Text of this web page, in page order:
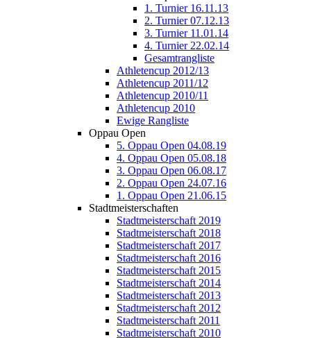
1. Turnier 16.11.13
2. Turnier 07.12.13
3. Turnier 11.01.14
4. Turnier 22.02.14
Gesamtrangliste
Athletencup 2012/13
Athletencup 2011/12
Athletencup 2010/11
Athletencup 2010
Ewige Rangliste
Oppau Open
5. Oppau Open 04.08.19
4. Oppau Open 05.08.18
3. Oppau Open 06.08.17
2. Oppau Open 24.07.16
1. Oppau Open 21.06.15
Stadtmeisterschaften
Stadtmeisterschaft 2019
Stadtmeisterschaft 2018
Stadtmeisterschaft 2017
Stadtmeisterschaft 2016
Stadtmeisterschaft 2015
Stadtmeisterschaft 2014
Stadtmeisterschaft 2013
Stadtmeisterschaft 2012
Stadtmeisterschaft 2011
Stadtmeisterschaft 2010